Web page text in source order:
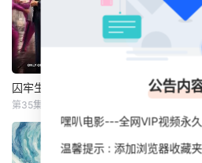
天5夜，为了“结婚”
的一个目标而奔跑
【嘿叭电影-高清视
频免费在线观看】
线观看】预计将
明年初开拍，并
下半年播出。
囚牢生存战
Netflix印度宣布即
囚牢生存战
第35集
虽然没
李泳知
网络综艺《虽
公告内
嘿叭电影---全网VIP视频永
温馨提示 : 添加浏览器收藏